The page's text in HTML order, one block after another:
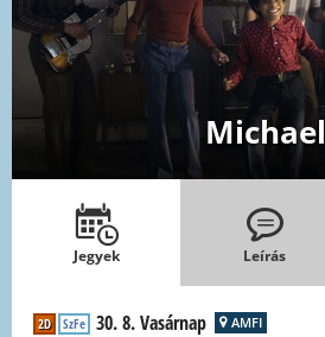
Michael
Jegyek Leírás
2D SzFe 30. 8. Vasárnap AMFI